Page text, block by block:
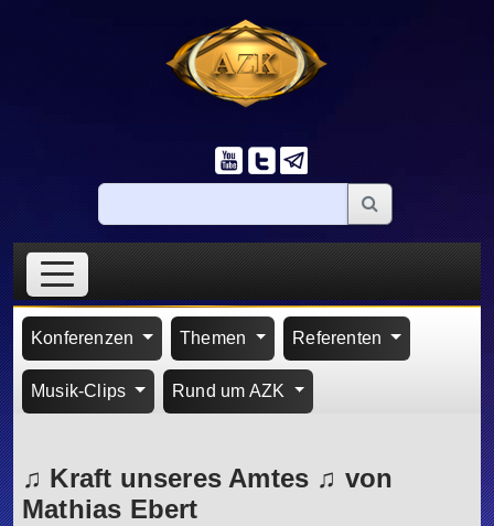
Konferenzen Themen Referenten
Musik-Clips Rund um AZK
♫ Kraft unseres Amtes ♫ von
Mathias Ebert